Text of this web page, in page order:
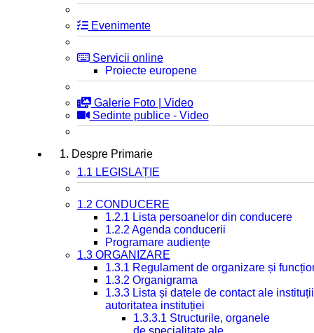
Evenimente
Servicii online
Proiecte europene
Galerie Foto | Video
Sedinte publice - Video
1. Despre Primarie
1.1 LEGISLAȚIE
1.2 CONDUCERE
1.2.1 Lista persoanelor din conducere
1.2.2 Agenda conducerii
Programare audiențe
1.3 ORGANIZARE
1.3.1 Regulament de organizare și
1.3.2 Organigrama
1.3.3 Lista și datele de contact ale
autoritatea instituției
1.3.3.1 Structurile, organele
de specialitate ale